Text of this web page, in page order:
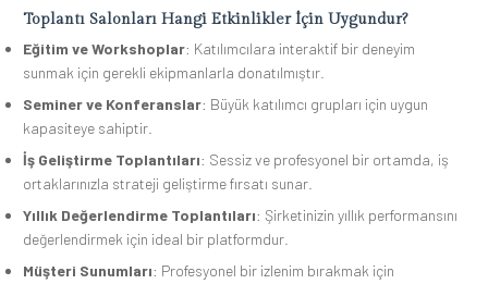
Toplantı Salonları Hangi Etkinlikler İçin Uygundur?
Eğitim ve Workshoplar: Katılımcılara interaktif bir deneyim
sunmak için gerekli ekipmanlarla donatılmıştır.
Seminer ve Konferanslar: Büyük katılımcı grupları için uygun
kapasiteye sahiptir.
İş Geliştirme Toplantıları: Sessiz ve profesyonel bir ortamda, iş
ortaklarınızla strateji geliştirme fırsatı sunar.
Yıllık Değerlendirme Toplantıları: Şirketinizin yıllık performansını
değerlendirmek için ideal bir platformdur.
Müşteri Sunumları: Profesyonel bir izlenim bırakmak için